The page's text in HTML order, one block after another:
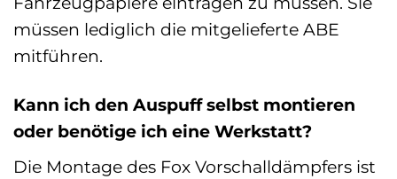
müssen lediglich die mitgelieferte ABE
mitführen.
Kann ich den Auspuff selbst montieren
oder benötige ich eine Werkstatt?
Die Montage des Fox Vorschalldämpfers ist